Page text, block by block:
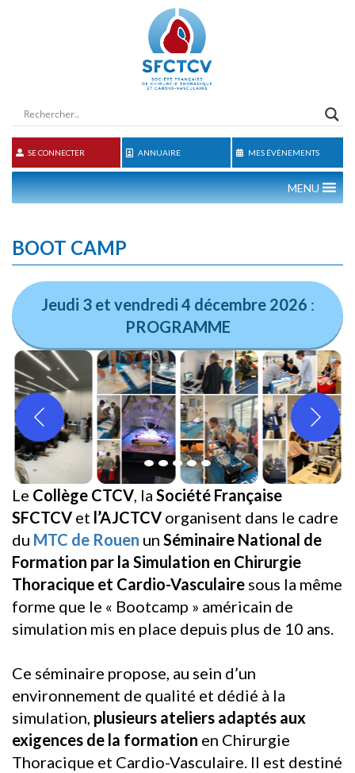
SE CONNECTER ANNUAIRE MES ÉVÈNEMENTS
MENU
BOOT CAMP
Jeudi 3 et vendredi 4 décembre 2026 :
PROGRAMME
Le Collège CTCV , la Société Française
SFCTCV et l’AJCTCV organisent dans le cadre
du MTC de Rouen un Séminaire National de
Formation par la Simulation en Chirurgie
Thoracique et Cardio-Vasculaire sous la même
forme que le « Bootcamp » américain de
simulation mis en place depuis plus de 10 ans.
Ce séminaire propose, au sein d’un
environnement de qualité et dédié à la
simulation, plusieurs ateliers adaptés aux
exigences de la formation en Chirurgie
Thoracique et Cardio-Vasculaire. Il est destiné